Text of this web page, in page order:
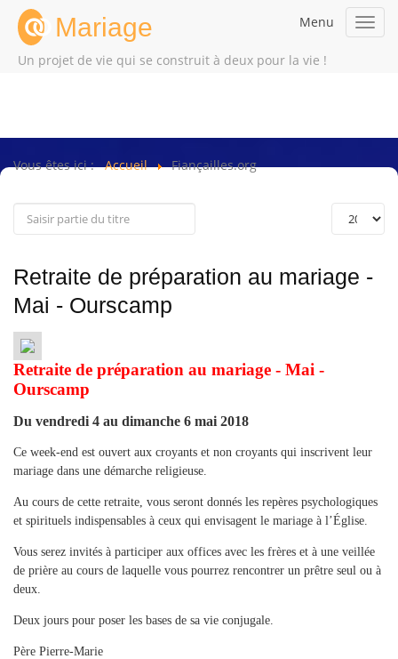
Mariage
Un projet de vie qui se construit à deux pour la vie !
Menu
Vous êtes ici : Accueil Fiançailles.org
Retraite de préparation au mariage -
Mai - Ourscamp
Retraite de préparation au mariage - Mai -
Ourscamp
Du vendredi 4 au dimanche 6 mai 2018
Ce week-end est ouvert aux croyants et non croyants qui inscrivent leur
mariage dans une démarche religieuse.
Au cours de cette retraite, vous seront donnés les repères psychologiques
et spirituels indispensables à ceux qui envisagent le mariage à l’Église.
Vous serez invités à participer aux offices avec les frères et à une veillée
de prière au cours de laquelle vous pourrez rencontrer un prêtre seul ou à
deux.
Deux jours pour poser les bases de sa vie conjugale.
Père Pierre-Marie